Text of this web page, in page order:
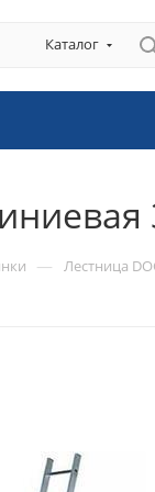
Каталог
— Лестница